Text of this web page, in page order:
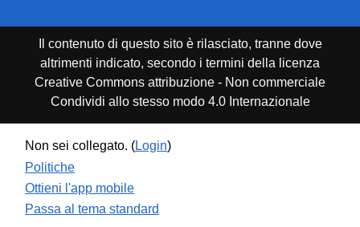
Il contenuto di questo sito è rilasciato, tranne dove
altrimenti indicato, secondo i termini della licenza
Creative Commons attribuzione - Non commerciale
Condividi allo stesso modo 4.0 Internazionale
Non sei collegato. (Login)
Politiche
Ottieni l'app mobile
Passa al tema standard